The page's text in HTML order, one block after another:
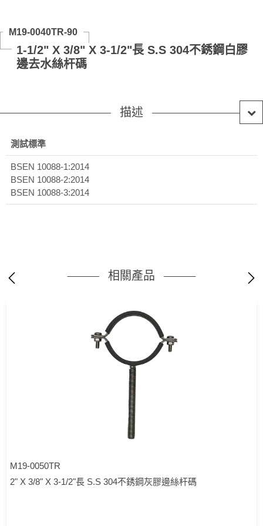
M19-0040TR-90
1-1/2" X 3/8" X 3-1/2"長 S.S 304不銹鋼白膠
邊去水絲杆碼
描述
測試標準
BSEN 10088-1:2014
BSEN 10088-2:2014
BSEN 10088-3:2014
相關產品
M19-0050TR
2" X 3/8" X 3-1/2"長 S.S 304不銹鋼灰膠邊絲杆碼